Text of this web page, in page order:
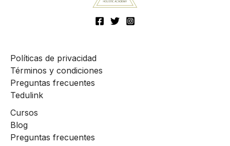
Políticas de privacidad
Términos y condiciones
Preguntas frecuentes
Tedulink
Cursos
Blog
Preguntas frecuentes